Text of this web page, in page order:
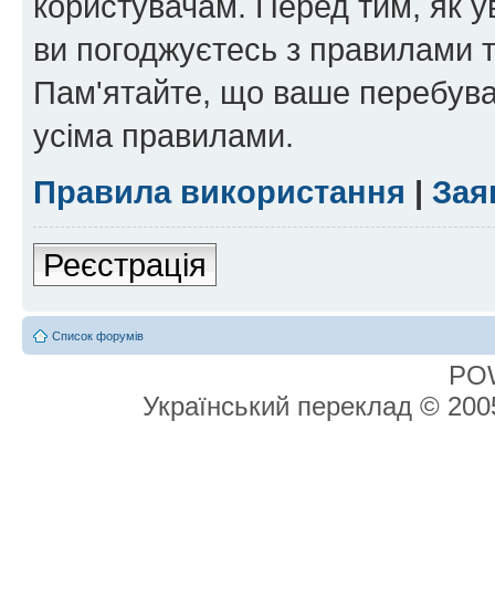
ви погоджуєтесь з правилами
Пам'ятайте, що ваше
усіма правилами.
Правила використання |
Реєстрація
Список форумів
Український переклад ©